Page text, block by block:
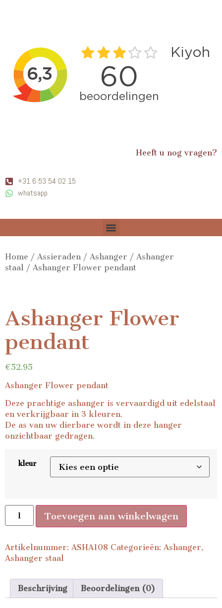
Heeft u nog vragen?
+31 6 53 54 02 15
whatsapp
Home / Assieraden / Ashanger / Ashanger
staal / Ashanger Flower pendant
Ashanger Flower
pendant
€52.95
Ashanger Flower pendant
Deze prachtige ashanger is vervaardigd uit edelstaal
en verkrijgbaar in 3 kleuren.
De as van uw dierbare wordt in deze hanger
onzichtbaar gedragen.
kleur
Toevoegen aan winkelwagen
Artikelnummer: ASHA108 Categorieën: Ashanger,
Ashanger staal
Beschrijving Beoordelingen (0)